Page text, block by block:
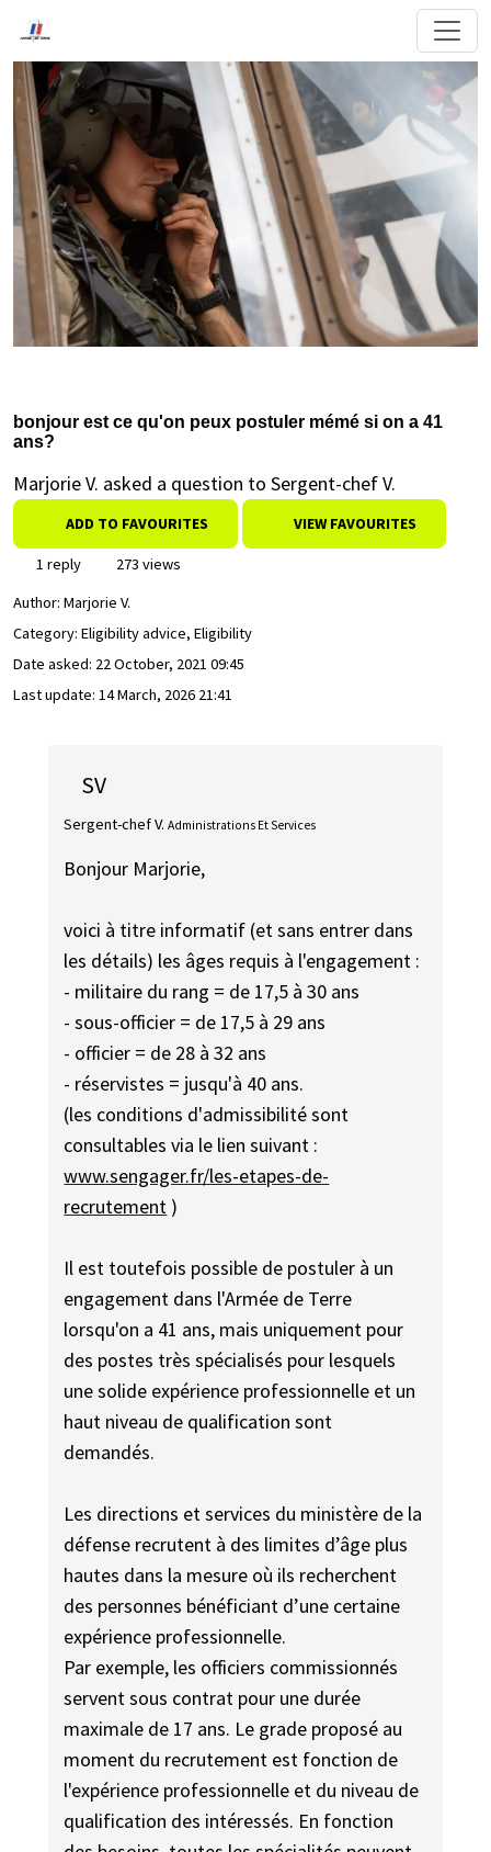
bonjour est ce qu'on peux postuler mémé si on a 41
ans?
Marjorie V. asked a question to Sergent-chef V.
ADD TO FAVOURITES VIEW FAVOURITES
1 reply
273 views
Author: Marjorie V.
Category: Eligibility advice, Eligibility
Date asked: 22 October, 2021 09:45
Last update: 14 March, 2026 21:41
SV
Sergent-chef V. Administrations Et Services
Bonjour Marjorie,
voici à titre informatif (et sans entrer dans
les détails) les âges requis à l'engagement :
- militaire du rang = de 17,5 à 30 ans
- sous-officier = de 17,5 à 29 ans
- officier = de 28 à 32 ans
- réservistes = jusqu'à 40 ans.
(les conditions d'admissibilité sont
consultables via le lien suivant :
www.sengager.fr/les-etapes-de-
recrutement )
Il est toutefois possible de postuler à un
engagement dans l'Armée de Terre
lorsqu'on a 41 ans, mais uniquement pour
des postes très spécialisés pour lesquels
une solide expérience professionnelle et un
haut niveau de qualification sont
demandés.
Les directions et services du ministère de la
défense recrutent à des limites d’âge plus
hautes dans la mesure où ils recherchent
des personnes bénéficiant d’une certaine
expérience professionnelle.
Par exemple, les officiers commissionnés
servent sous contrat pour une durée
maximale de 17 ans. Le grade proposé au
moment du recrutement est fonction de
l'expérience professionnelle et du niveau de
qualification des intéressés. En fonction